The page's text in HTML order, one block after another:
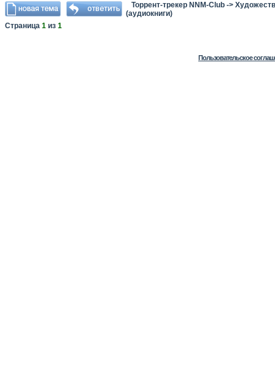
Торрент-трекер NNM-Club ->
(аудиокниги)
Страница 1 из 1
Пользовательское